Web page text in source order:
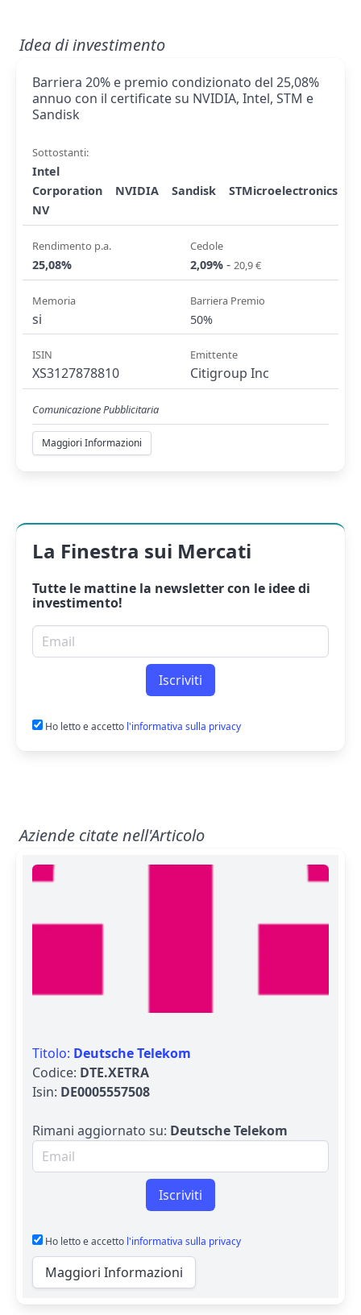
Idea di investimento
Barriera 20% e premio condizionato del 25,08%
annuo con il certificate su NVIDIA, Intel, STM e
Sandisk
Sottostanti:
Intel
Corporation
NVIDIA Sandisk
STMicroelectronics
NV
Rendimento p.a.
25,08%
Cedole
2,09% - 20,9 €
Memoria
si
Barriera Premio
50%
ISIN
XS3127878810
Emittente
Citigroup Inc
Comunicazione Pubblicitaria
Maggiori Informazioni
La Finestra sui Mercati
Tutte le mattine la newslettercon le idee di
investimento!
Email per newsletter
Iscriviti
Ho letto e accetto l'informativa sulla privacy
Aziende citate nell'Articolo
Titolo: Deutsche Telekom
Codice: DTE.XETRA
Isin: DE0005557508
Rimani aggiornato su: Deutsche Telekom
Email per newsletter
Iscriviti
Ho letto e accetto l'informativa sulla privacy
Maggiori Informazioni